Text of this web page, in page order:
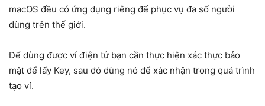
macOS đều có ứng dụng riêng để phục vụ đa số người
dùng trên thế giới.
Để dùng được ví điện tử bạn cần thực hiện xác thực bảo
mật để lấy Key, sau đó dùng nó để xác nhận trong quá trình
tạo ví.